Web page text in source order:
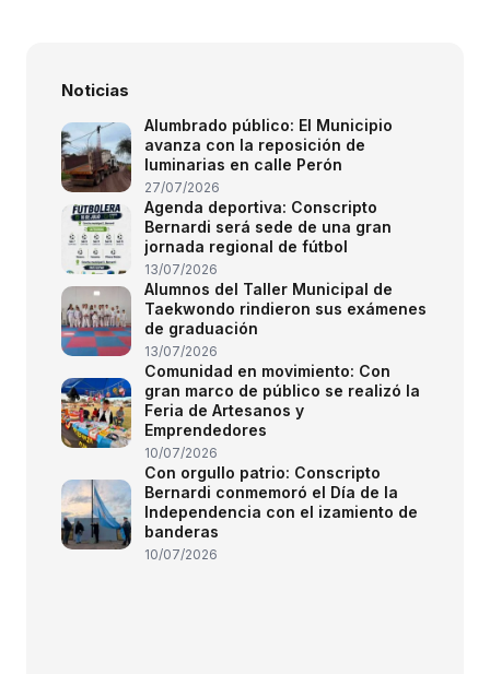
Noticias
Alumbrado público: El Municipio
avanza con la reposición de
luminarias en calle Perón
27/07/2026
Agenda deportiva: Conscripto
Bernardi será sede de una gran
jornada regional de fútbol
13/07/2026
Alumnos del Taller Municipal de
Taekwondo rindieron sus exámenes
de graduación
13/07/2026
Comunidad en movimiento: Con
gran marco de público se realizó la
Feria de Artesanos y
Emprendedores
10/07/2026
Con orgullo patrio: Conscripto
Bernardi conmemoró el Día de la
Independencia con el izamiento de
banderas
10/07/2026